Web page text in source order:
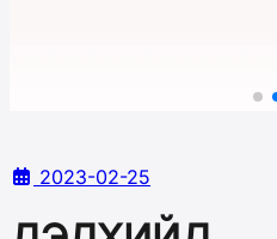
2023-02-25